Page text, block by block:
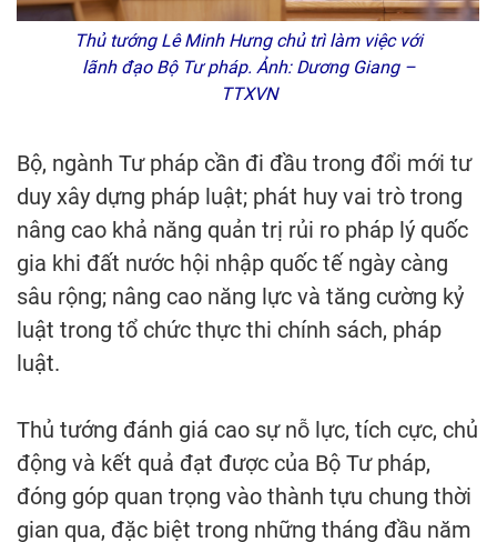
Thủ tướng Lê Minh Hưng chủ trì làm việc với
lãnh đạo Bộ Tư pháp. Ảnh: Dương Giang –
TTXVN
Bộ, ngành Tư pháp cần đi đầu trong đổi mới tư
duy xây dựng pháp luật; phát huy vai trò trong
nâng cao khả năng quản trị rủi ro pháp lý quốc
gia khi đất nước hội nhập quốc tế ngày càng
sâu rộng; nâng cao năng lực và tăng cường kỷ
luật trong tổ chức thực thi chính sách, pháp
luật.
Thủ tướng đánh giá cao sự nỗ lực, tích cực, chủ
động và kết quả đạt được của Bộ Tư pháp,
đóng góp quan trọng vào thành tựu chung thời
gian qua, đặc biệt trong những tháng đầu năm